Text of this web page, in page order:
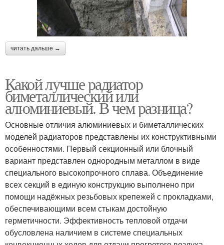
читать дальше →
Какой лучше радиатор
биметаллический или
алюминиевый. В чем разница?
Основные отличия алюминиевых и биметаллических
моделей радиаторов представлены их конструктивными
особенностями. Первый секционный или блочный
вариант представлен однородным металлом в виде
специального высокопрочного сплава. Объединение
всех секций в единую конструкцию выполнено при
помощи надёжных резьбовых крепежей с прокладками,
обеспечивающими всем стыкам достойную
герметичности. Эффективность тепловой отдачи
обусловлена наличием в системе специальных